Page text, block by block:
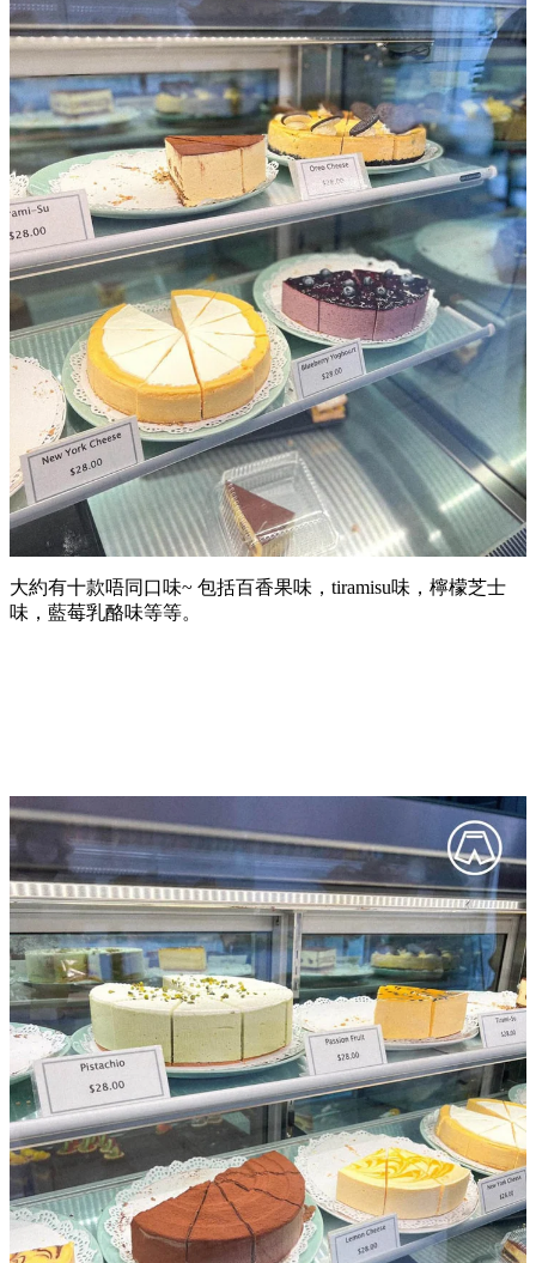
大約有十款唔同口味~ 包括百香果味，tiramisu味，檸檬芝士
味，藍莓乳酪味等等。